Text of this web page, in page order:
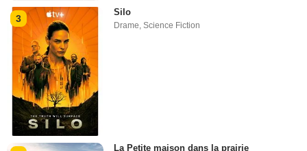
3
Silo
Drame,Science Fiction
La Petite maison dans la prairie